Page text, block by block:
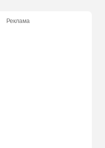
Реклама